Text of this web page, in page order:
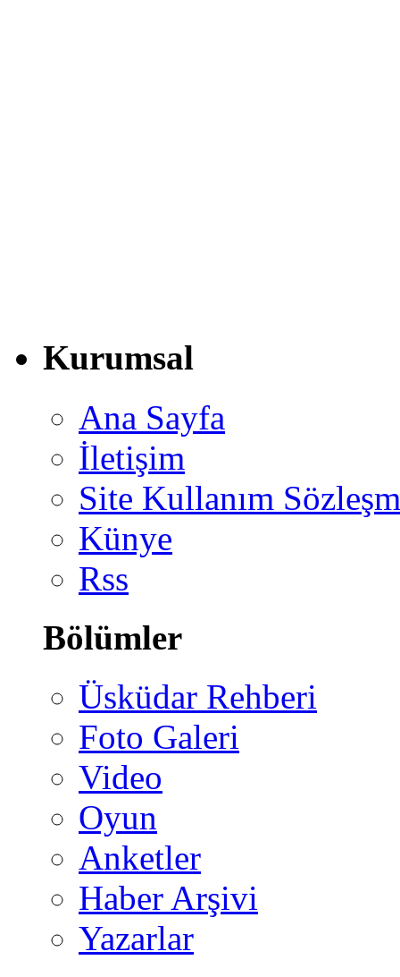
Kurumsal
Ana Sayfa
İletişim
Site Kullanım
Künye
Rss
Bölümler
Üsküdar Rehberi
Foto Galeri
Video
Oyun
Anketler
Haber Arşivi
Yazarlar